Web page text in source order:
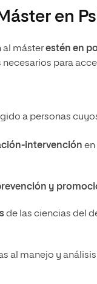
en
al másterestén en
para
a personas
intervención en
y
de las ciencias del
al manejo y